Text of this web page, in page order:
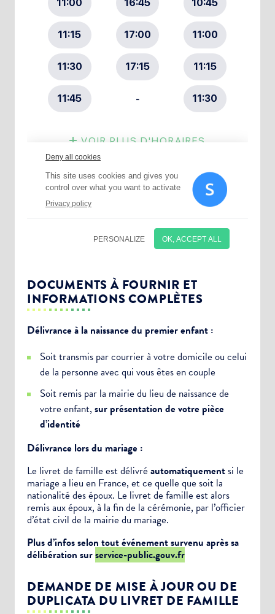
DOCUMENTS À FOURNIR ET
INFORMATIONS COMPLÈTES
Délivrance à la naissance du premier enfant :
Soit transmis par courrier à votre domicile ou celui
de la personne avec qui vous êtes en couple
Soit remis par la mairie du lieu de naissance de
votre enfant, sur présentation de votre pièce
d’identité
Délivrance lors du mariage :
Le livret de famille est délivré automatiquementsi le
mariage a lieu en France, et ce quelle que soit la
nationalité des époux. Le livret de famille est alors
remis aux époux, à la fin de la cérémonie, par l’officier
d’état civil de la mairie du mariage.
Plus d’infos selon tout événement survenu après sa
délibération surservice-public.gouv.fr
DEMANDE DE MISE À JOUR OU DE
DUPLICATA DU LIVRET DE FAMILLE